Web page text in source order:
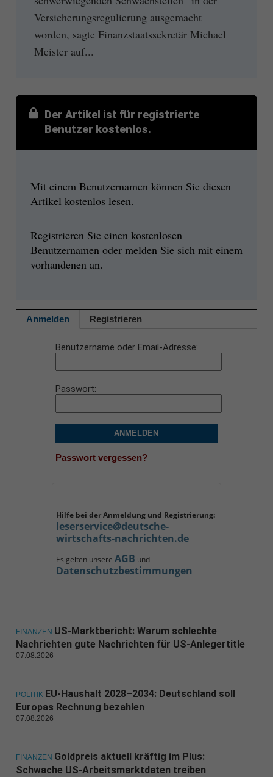
Versicherungsregulierung ausgemacht
worden, sagte Finanzstaatssekretär Michael
Meister auf...
Der Artikel ist für registrierte
Benutzer kostenlos.
Mit einem Benutzernamen können Sie diesen
Artikel kostenlos lesen.
Registrieren Sie einen kostenlosen
Benutzernamen oder melden Sie sich mit einem
vorhandenen an.
Anmelden Registrieren
Benutzername oder Email-Adresse
Passwort
ANMELDEN
Passwort vergessen?
Hilfe bei der Anmeldung und Registrierung:
leserservice@deutsche-
wirtschafts-nachrichten.de
Es gelten unsere AGB und
Datenschutzbestimmungen
FINANZEN US-Marktbericht: Warum schlechte
Nachrichten gute Nachrichten für US-Anlegertitle
07.08.2026
POLITIK EU-Haushalt 2028–2034: Deutschland soll
Europas Rechnung bezahlen
07.08.2026
FINANZEN Goldpreis aktuell kräftig im Plus:
Schwache US-Arbeitsmarktdaten treiben